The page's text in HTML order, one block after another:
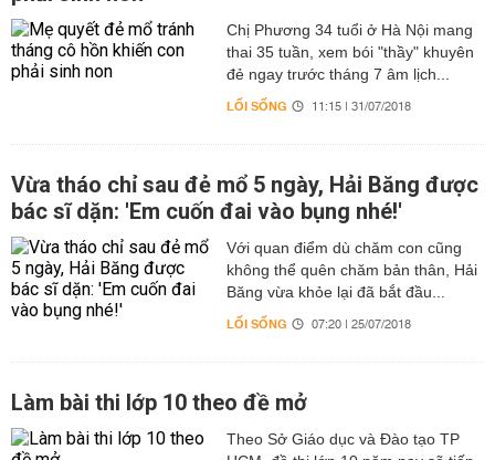
Chị Phương 34 tuổi ở Hà Nội mang
thai 35 tuần, xem bói "thầy" khuyên
đẻ ngay trước tháng 7 âm lịch...
LỐI SỐNG 11:15 | 31/07/2018
Vừa tháo chỉ sau đẻ mổ 5 ngày, Hải Băng được
bác sĩ dặn: 'Em cuốn đai vào bụng nhé!'
Với quan điểm dù chăm con cũng
không thể quên chăm bản thân, Hải
Băng vừa khỏe lại đã bắt đầu...
LỐI SỐNG 07:20 | 25/07/2018
Làm bài thi lớp 10 theo đề mở
Theo Sở Giáo dục và Đào tạo TP